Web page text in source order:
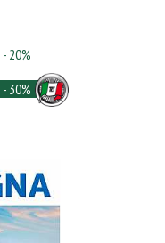
- 20%
- 30%